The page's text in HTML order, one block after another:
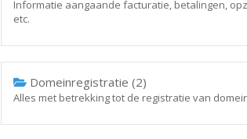
Informatie aangaande facturatie, betalingen,
etc.
Domeinregistratie (2)
Alles met betrekking tot de registratie van